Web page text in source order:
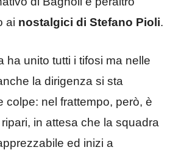
ai nostalgici di Stefano Pioli.
ha unito tutti i tifosi ma nelle
la dirigenza si sta
colpe: nel frattempo, però, è
in attesa che la squadra
ed inizi a